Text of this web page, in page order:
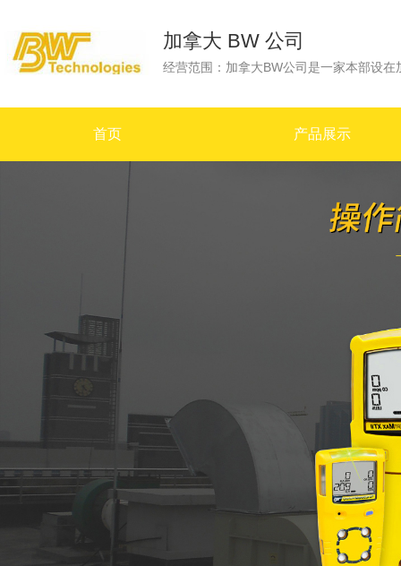
加拿大 BW 公司
首页 产品展示